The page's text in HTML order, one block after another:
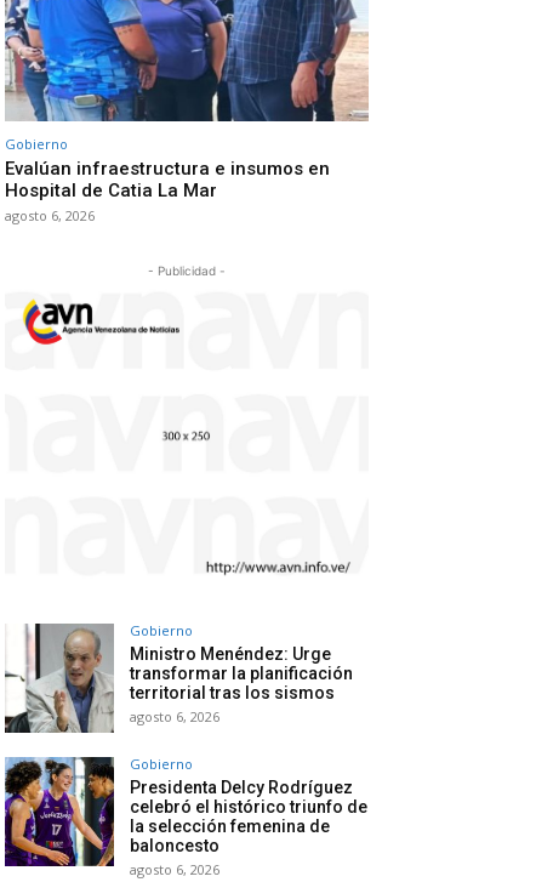
Gobierno
Evalúan infraestructura e insumos en
Hospital de Catia La Mar
agosto 6, 2026
- Publicidad -
Gobierno
Ministro Menéndez: Urge
transformar la planificación
territorial tras los sismos
agosto 6, 2026
Gobierno
Presidenta Delcy Rodríguez
celebró el histórico triunfo de
la selección femenina de
baloncesto
agosto 6, 2026